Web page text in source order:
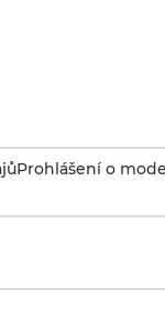
Prohlášení o